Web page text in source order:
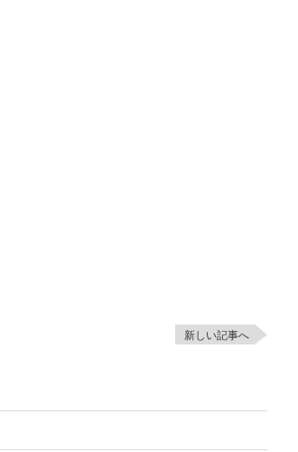
新しい記事へ